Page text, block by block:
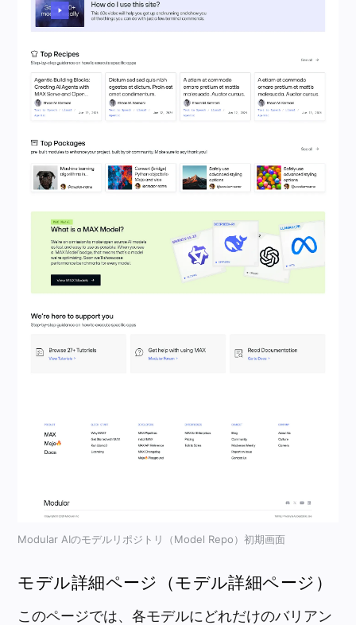
Modular AIのモデルリポジトリ（Model Repo）初期画面
モデル詳細ページ（モデル詳細ページ）
このページでは、各モデルにどれだけのバリアン